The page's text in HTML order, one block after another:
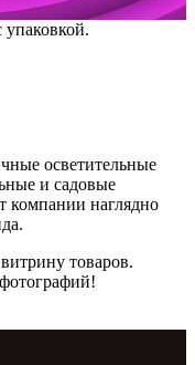
упаковкой.
осветительные
и садовые
компании наглядно
товаров.